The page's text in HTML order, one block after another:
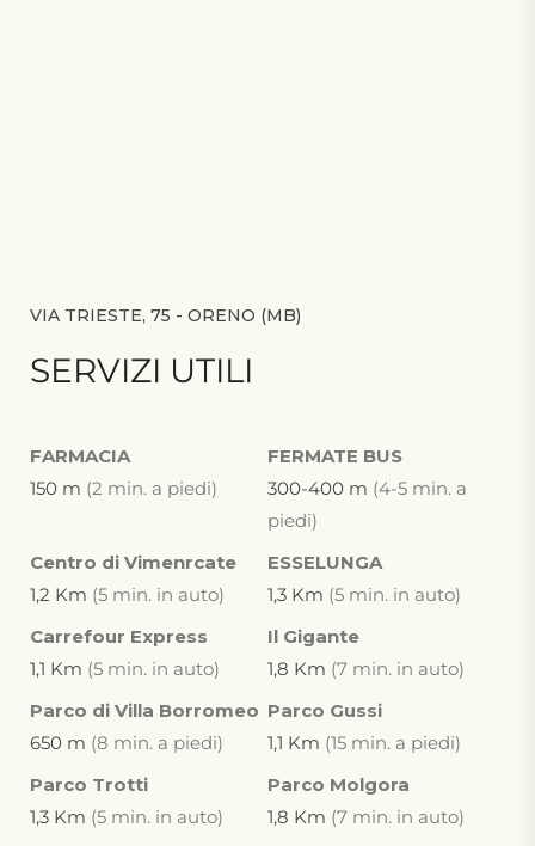
VIA TRIESTE, 75 - ORENO (MB)
SERVIZI UTILI
FARMACIA
150 m (2 min. a piedi)
FERMATE BUS
300-400 m (4-5 min. a
piedi)
Centro di Vimenrcate
1,2 Km (5 min. in auto)
ESSELUNGA
1,3 Km (5 min. in auto)
Carrefour Express
1,1 Km (5 min. in auto)
Il Gigante
1,8 Km (7 min. in auto)
Parco di Villa Borromeo
650 m (8 min. a piedi)
Parco Gussi
1,1 Km (15 min. a piedi)
Parco Trotti
1,3 Km (5 min. in auto)
Parco Molgora
1,8 Km (7 min. in auto)